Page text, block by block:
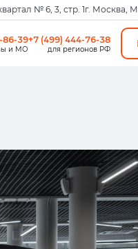
№ 6, 3, стр. 1г. Москва,
86-39
и МО
+7 (499) 444-76-38
для регионов РФ